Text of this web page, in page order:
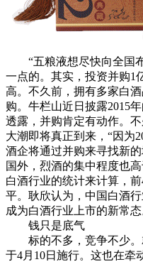
“五粮液想尽快向全国布
一点的。其实，投资并购1
高。不久前，拥有多家白
购。牛栏山近日披露2015
透露，并购肯定有动作。
大潮即将真正到来，“因为
酒企将通过并购来寻找新
国外，烈酒的集中程度也
白酒行业的统计来计算，
平。耿欣认为，中国白酒
成为白酒行业上市的新常态
钱只是底气
标的不多，竞争不少。
于4月10日施行。这也在牵